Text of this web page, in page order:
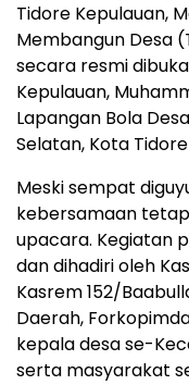
Tidore Kepulauan,
Membangun Desa
secara resmi
Kepulauan,
Lapangan Bola
Selatan, Kota
Meski sempat
kebersamaan
upacara. Kegiatan
dan dihadiri oleh
Kasrem 152/
Daerah,
kepala desa se-
serta masyarakat